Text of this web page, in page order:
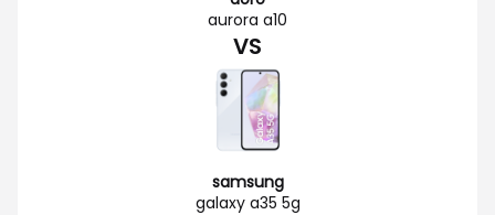
aurora a10
VS
samsung
galaxy a35 5g